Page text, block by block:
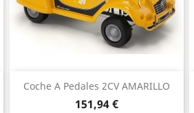
Coche A Pedales 2CV AMARILLO
Precio
151,94 €
Vista rápida